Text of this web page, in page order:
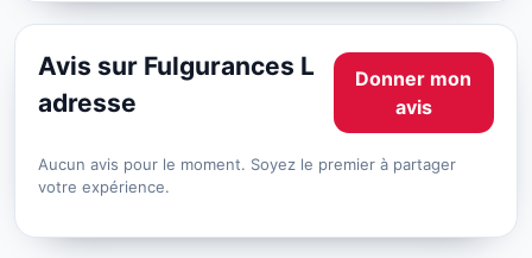
Avis sur Fulgurances L
adresse
Donner mon
avis
Aucun avis pour le moment. Soyez le premier à partager
votre expérience.